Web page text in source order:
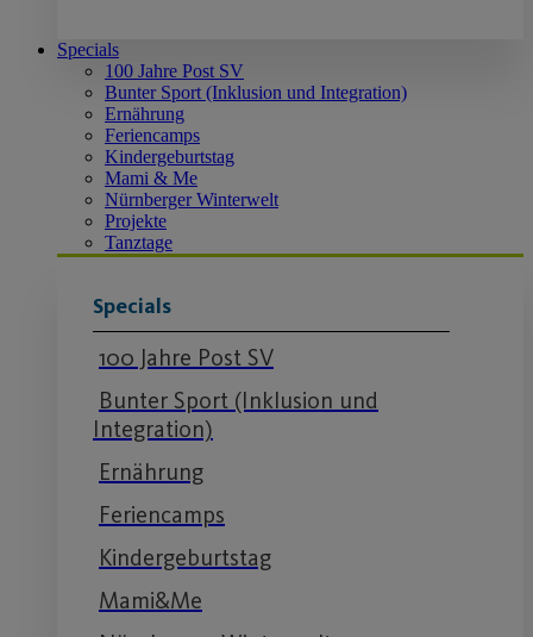
Specials
100 Jahre Post SV
Bunter Sport (Inklusion und Integration)
Ernährung
Feriencamps
Kindergeburtstag
Mami & Me
Nürnberger Winterwelt
Projekte
Tanztage
Specials
100 Jahre Post SV
Bunter Sport (Inklusion und
Integration)
Ernährung
Feriencamps
Kindergeburtstag
Mami&Me